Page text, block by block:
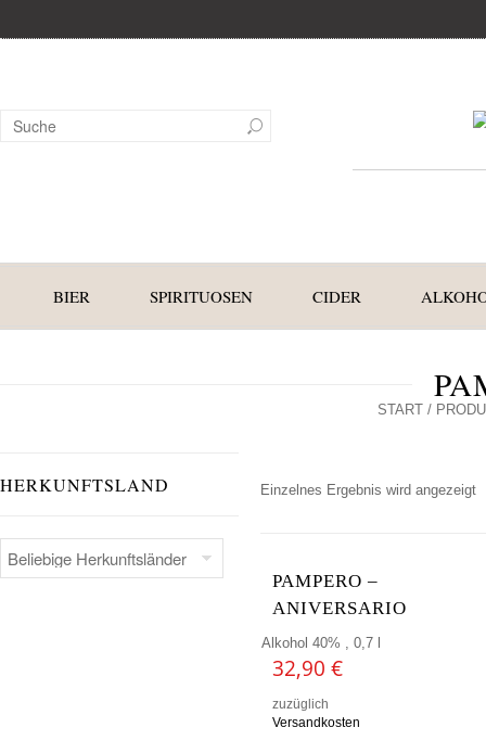
BIER SPIRITUOSEN CIDER
START/
HERKUNFTSLAND Einzelnes Ergebnis wird angezeigt
PAMPERO –
ANIVERSARIO
Alkohol 40% , 0,7 l
32,90 €
zuzüglich
Versandkosten